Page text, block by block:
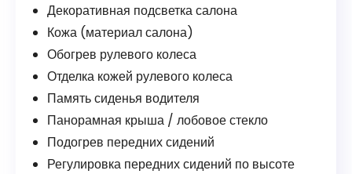
Декоративная подсветка салона
Кожа (материал салона)
Обогрев рулевого колеса
Отделка кожей рулевого колеса
Память сиденья водителя
Панорамная крыша / лобовое стекло
Подогрев передних сидений
Регулировка передних сидений по высоте